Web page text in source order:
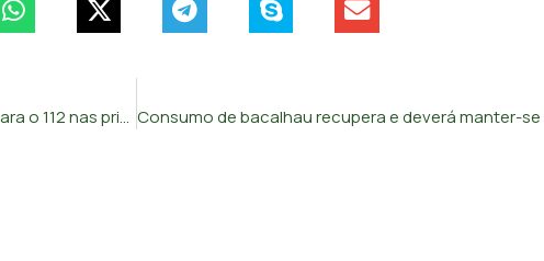
INEM diz que só 57% das vítimas de AVC liga para o 112 nas primeiras duas horas